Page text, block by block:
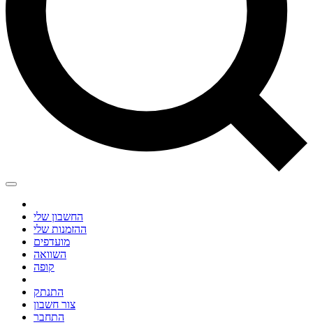
החשבון שלי
ההזמנות שלי
מועדפים
השוואה
קופה
התנתק
צור חשבון
התחבר